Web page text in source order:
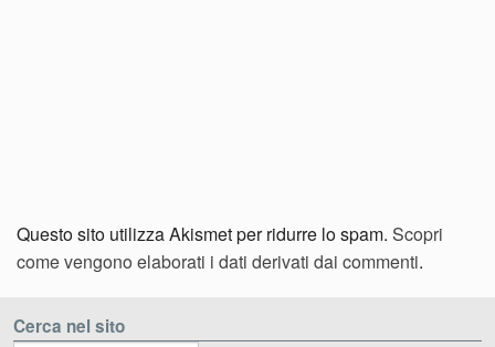
Questo sito utilizza Akismet per ridurre lo spam. Scopri
come vengono elaborati i dati derivati dai commenti.
Cerca nel sito